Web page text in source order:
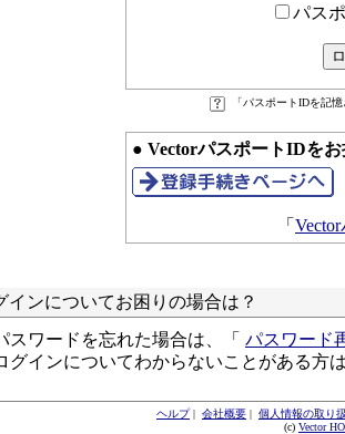
パス
「パスポートIDを記
● VectorパスポートIDを
「
インについてお困りの場合は？
スワードを忘れた場合は、「 パスワード
グインについてわからないことがある方
ヘルプ| 会社概要 | 個人情報の取り
(c) Vector